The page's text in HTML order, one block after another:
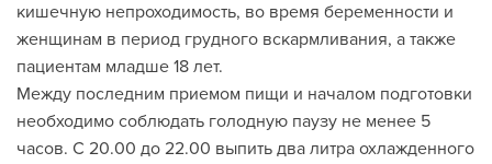
кишечную непроходимость, во время беременности и
женщинам в период грудного вскармливания, а также
пациентам младше 18 лет.
Между последним приемом пищи и началом подготовки
необходимо соблюдать голодную паузу не менее 5
часов. С 20.00 до 22.00 выпить два литра охлажденного